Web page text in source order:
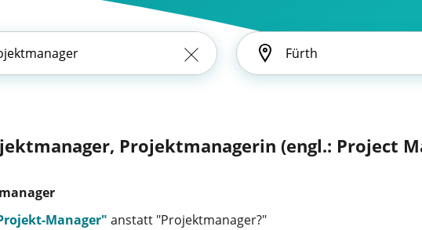
Projektmanagerin (engl.: Project
Manager" anstatt "Projektmanager?"